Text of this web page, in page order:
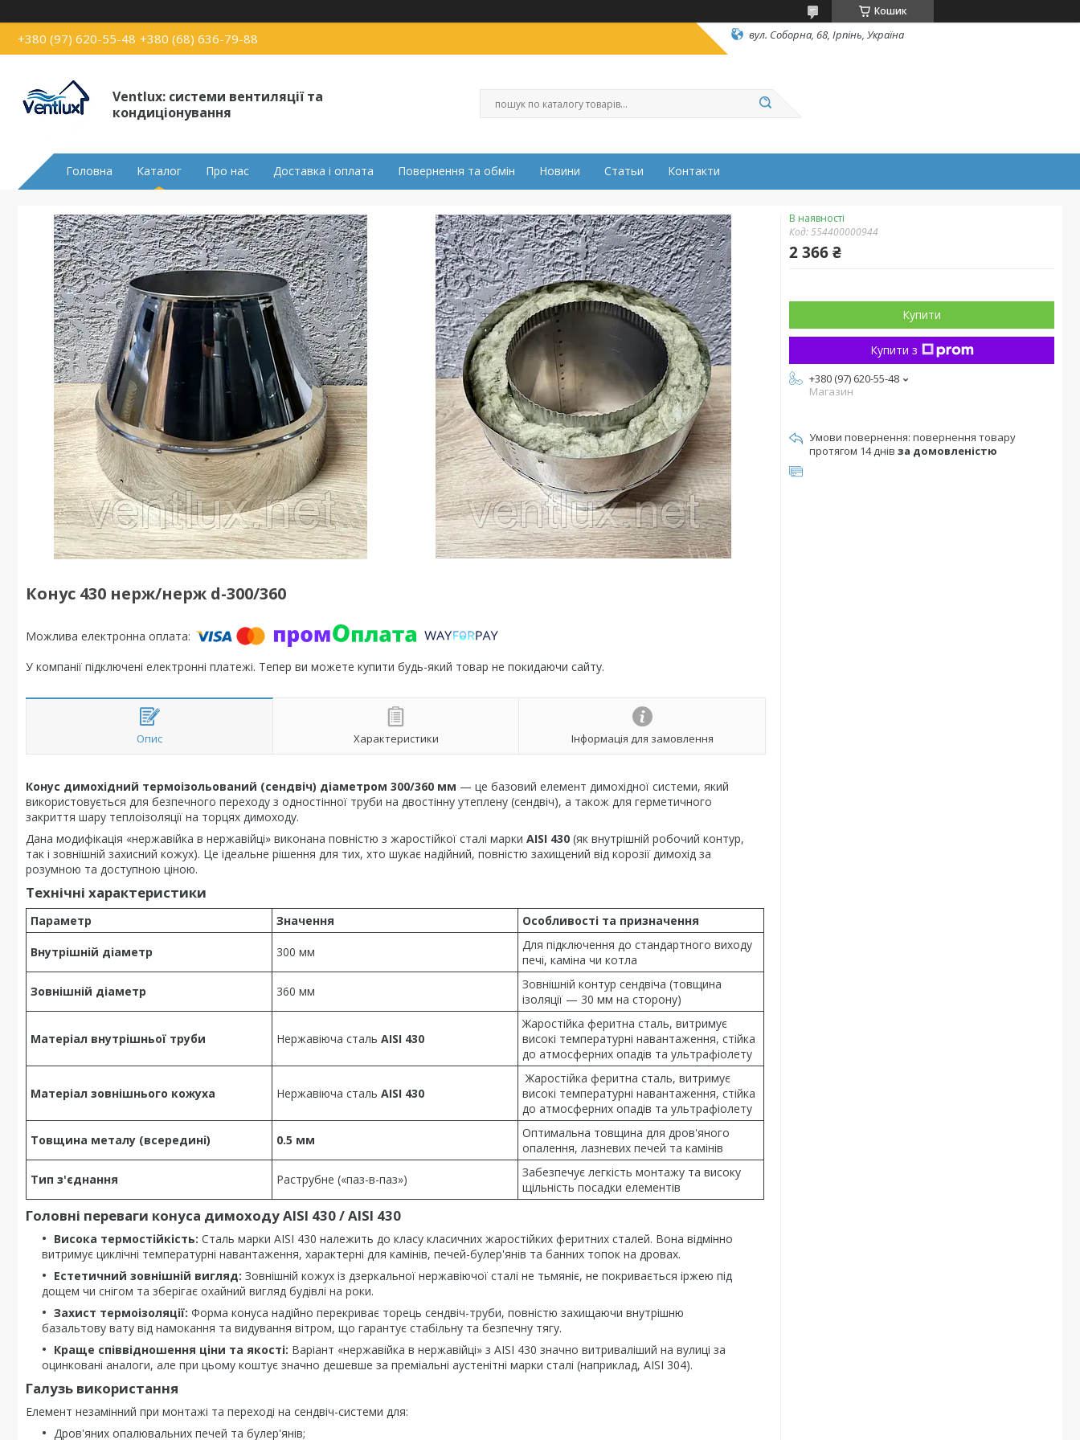
Кошик
+380 (97) 620-55-48 +380 (68) 636-79-88 вул. Соборна, 68, Ірпінь, Україна
Ventlux: системи вентиляції та
кондиціонування
Головна Каталог Про нас Доставка і оплата Повернення та обмін Новини Статьи Контакти
Конус 430 нерж/нерж d-300/360
У компанії підключені електронні платежі. Тепер ви можете купити будь-який товар не покидаючи сайту.
Опис Характеристики Інформація для замовлення
Конус димохідний термоізольований (сендвіч) діаметром 300/360 мм — це базовий елемент димохідної системи, який
використовується для безпечного переходу з одностінної труби на двостінну утеплену (сендвіч), а також для герметичного
закриття шару теплоізоляції на торцях димоходу.
Дана модифікація «нержавійка в нержавійці» виконана повністю з жаростійкої сталі марки AISI 430 (як внутрішній робочий контур,
так і зовнішній захисний кожух). Це ідеальне рішення для тих, хто шукає надійний, повністю захищений від корозії димохід за
розумною та доступною ціною.
Технічні характеристики
Параметр Значення Особливості та призначення
Внутрішній діаметр 300 мм
Для підключення до стандартного виходу
печі, каміна чи котла
Зовнішній діаметр 360 мм
Зовнішній контур сендвіча (товщина
ізоляції — 30 мм на сторону)
Матеріал внутрішньої труби Нержавіюча сталь AISI 430
Жаростійка феритна сталь, витримує
високі температурні навантаження, стійка
до атмосферних опадів та ультрафіолету
Матеріал зовнішнього кожуха Нержавіюча сталь AISI 430
Жаростійка феритна сталь, витримує
високі температурні навантаження, стійка
до атмосферних опадів та ультрафіолету
Товщина металу (всередині) 0.5 мм
Оптимальна товщина для дров'яного
опалення, лазневих печей та камінів
Тип з'єднання Раструбне («паз-в-паз»)
Забезпечує легкість монтажу та високу
щільність посадки елементів
Головні переваги конуса димоходу AISI 430 / AISI 430
Висока термостійкість: Сталь марки AISI 430 належить до класу класичних жаростійких феритних сталей. Вона відмінно
витримує циклічні температурні навантаження, характерні для камінів, печей-булер'янів та банних топок на дровах.
Естетичний зовнішній вигляд: Зовнішній кожух із дзеркальної нержавіючої сталі не тьмяніє, не покривається іржею під
дощем чи снігом та зберігає охайний вигляд будівлі на роки.
Захист термоізоляції: Форма конуса надійно перекриває торець сендвіч-труби, повністю захищаючи внутрішню
базальтову вату від намокання та видування вітром, що гарантує стабільну та безпечну тягу.
Краще співвідношення ціни та якості: Варіант «нержавійка в нержавійці» з AISI 430 значно витриваліший на вулиці за
оцинковані аналоги, але при цьому коштує значно дешевше за преміальні аустенітні марки сталі (наприклад, AISI 304).
Галузь використання
Елемент незамінний при монтажі та переході на сендвіч-системи для:
Дров'яних опалювальних печей та булер'янів;
В наявності
Код:554400000944
2 366 ₴
Купити
Купити з
+380 (97) 620-55-48
Магазин
повернення товару
протягом 14 днів за домовленістю